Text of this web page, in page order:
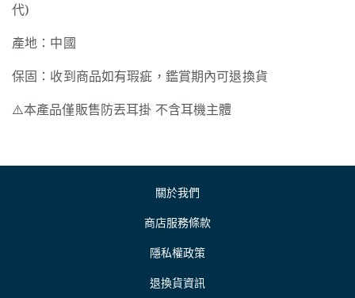
代)
產地：中國
保固：收到商品如有瑕疵，鑑賞期內可退換貨
⚠️本產品僅販售防丟耳掛 不含耳機主體
關於我們
商店服務條款
隱私權政策
退換貨資訊